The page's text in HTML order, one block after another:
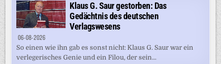
Klaus G. Saur gestorben: Das
Gedächtnis des deutschen
Verlagswesens
06-08-2026
So einen wie ihn gab es sonst nicht: Klaus G. Saur war ein
verlegerisches Genie und ein Filou, der sein...